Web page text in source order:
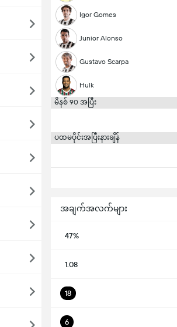
Igor Gomes
Junior Alonso
Gustavo Scarpa
Hulk
မိနစ် 90 အပြီး
ပထမပိုင်းအပြီးနားချိန်
အချက်အလက်များ
47%
1.08
18
6